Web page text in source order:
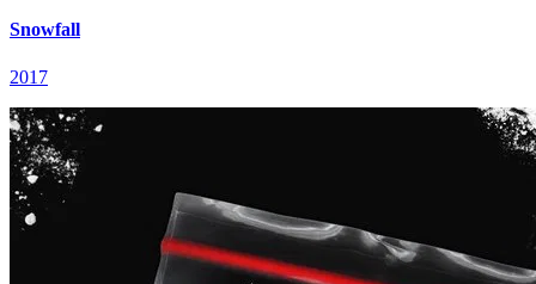
Snowfall
2017